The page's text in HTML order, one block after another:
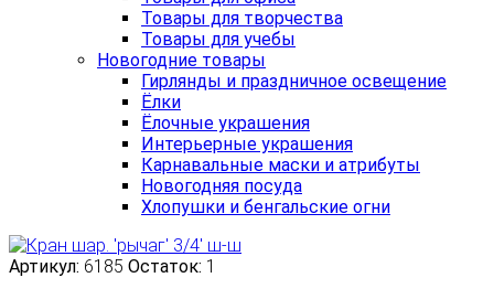
Товары для творчества
Товары для учебы
Новогодние товары
Гирлянды и праздничное освещение
Ёлки
Ёлочные украшения
Интерьерные украшения
Карнавальные маски и атрибуты
Новогодняя посуда
Хлопушки и бенгальские огни
Артикул: 6185 Остаток: 1